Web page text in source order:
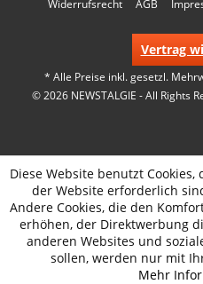
Widerrufsrecht
AGB
Vertrag
* Alle Preise inkl. gesetzl.
© 2026 NEWSTALGIE - All Rights
Diese Website benutzt
der Website erforderlich
Andere Cookies, die den
erhöhen, der Direktwerbung
anderen Websites und
sollen, werden nur mit
Mehr